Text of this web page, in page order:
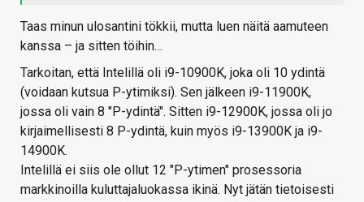
Taas minun ulosantini tökkii, mutta luen näitä aamuteen
kanssa – ja sitten töihin…
Tarkoitan, että Intelillä oli i9-10900K, joka oli 10 ydintä
(voidaan kutsua P-ytimiksi). Sen jälkeen i9-11900K,
jossa oli vain 8 "P-ydintä". Sitten i9-12900K, jossa oli jo
kirjaimellisesti 8 P-ydintä, kuin myös i9-13900K ja i9-
14900K.
Intelillä ei siis ole ollut 12 "P-ytimen" prosessoria
markkinoilla kuluttajaluokassa ikinä. Nyt jätän tietoisesti